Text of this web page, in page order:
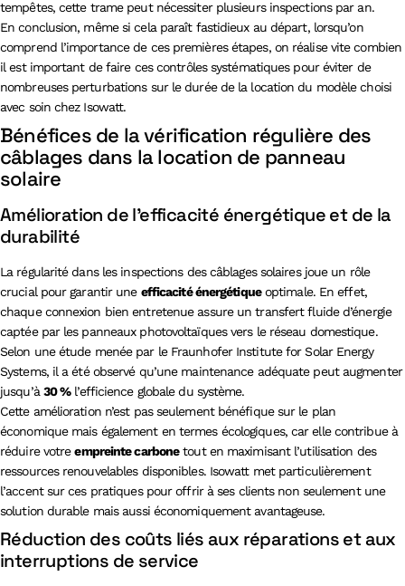
tempêtes, cette trame peut nécessiter plusieurs inspections par an.
En conclusion, même si cela paraît fastidieux au départ, lorsqu’on
comprend l’importance de ces premières étapes, on réalise vite combien
il est important de faire ces contrôles systématiques pour éviter de
nombreuses perturbations sur le durée de la location du modèle choisi
avec soin chez Isowatt.
Bénéfices de la vérification régulière des
câblages dans la location de panneau
solaire
Amélioration de l’efficacité énergétique et de la
durabilité
La régularité dans les inspections des câblages solaires joue un rôle
crucial pour garantir une efficacité énergétiqueoptimale. En effet,
chaque connexion bien entretenue assure un transfert fluide d’énergie
captée par les panneaux photovoltaïques vers le réseau domestique.
Selon une étude menée par le Fraunhofer Institute for Solar Energy
Systems, il a été observé qu’une maintenance adéquate peut augmenter
jusqu’à 30 %l’efficience globale du système.
Cette amélioration n’est pas seulement bénéfique sur le plan
économique mais également en termes écologiques, car elle contribue à
réduire votreempreinte carbonetout en maximisant l’utilisation des
ressources renouvelables disponibles. Isowatt met particulièrement
l’accent sur ces pratiques pour offrir à ses clients non seulement une
solution durable mais aussi économiquement avantageuse.
Réduction des coûts liés aux réparations et aux
interruptions de service